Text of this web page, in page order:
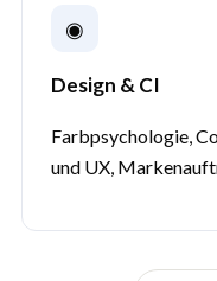
◉
Design & CI
Farbpsychologie,
und UX,